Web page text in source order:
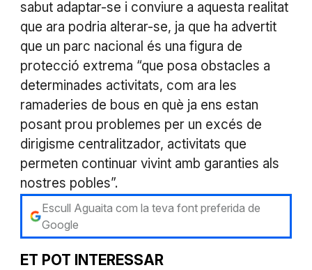
sabut adaptar-se i conviure a aquesta realitat
que ara podria alterar-se, ja que ha advertit
que un parc nacional és una figura de
protecció extrema “que posa obstacles a
determinades activitats, com ara les
ramaderies de bous en què ja ens estan
posant prou problemes per un excés de
dirigisme centralitzador, activitats que
permeten continuar vivint amb garanties als
nostres pobles”.
Escull Aguaita com la teva font preferida de
Google
ET POT INTERESSAR